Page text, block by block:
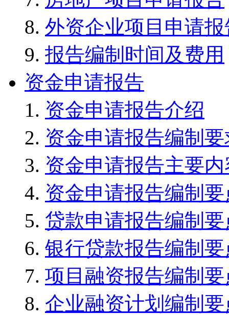
外资企业项目申请报
报告编制时间及费用
资金申请报告
资金申请报告介绍
资金申请报告编制要
资金申请报告主要内
资金申请报告编制要
贷款申请报告编制要
银行贷款报告编制要
项目融资报告编制要
企业融资计划编制要